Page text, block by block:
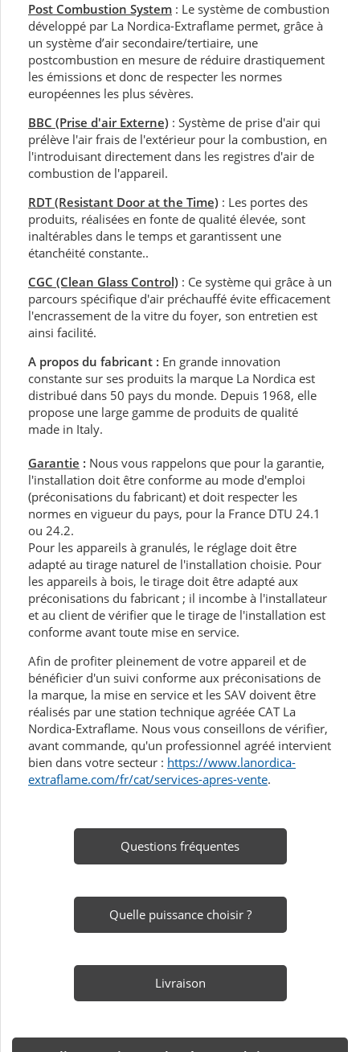
Post Combustion System : Le système de combustion
développé par La Nordica-Extraflame permet, grâce à
un système d’air secondaire/tertiaire, une
postcombustion en mesure de réduire drastiquement
les émissions et donc de respecter les normes
européennes les plus sévères.
BBC (Prise d'air Externe) : Système de prise d'air qui
prélève l'air frais de l'extérieur pour la combustion, en
l'introduisant directement dans les registres d'air de
combustion de l'appareil.
RDT (Resistant Door at the Time) : Les portes des
produits, réalisées en fonte de qualité élevée, sont
inaltérables dans le temps et garantissent une
étanchéité constante..
CGC (Clean Glass Control) : Ce système qui grâce à un
parcours spécifique d'air préchauffé évite efficacement
l'encrassement de la vitre du foyer, son entretien est
ainsi facilité.
A propos du fabricant : En grande innovation
constante sur ses produits la marque La Nordica est
distribué dans 50 pays du monde. Depuis 1968, elle
propose une large gamme de produits de qualité
made in Italy.
Garantie : Nous vous rappelons que pour la garantie,
l'installation doit être conforme au mode d'emploi
(préconisations du fabricant) et doit respecter les
normes en vigueur du pays, pour la France DTU 24.1
ou 24.2.
Pour les appareils à granulés, le réglage doit être
adapté au tirage naturel de l'installation choisie. Pour
les appareils à bois, le tirage doit être adapté aux
préconisations du fabricant ; il incombe à l'installateur
et au client de vérifier que le tirage de l'installation est
conforme avant toute mise en service.
Afin de profiter pleinement de votre appareil et de
bénéficier d'un suivi conforme aux préconisations de
la marque, la mise en service et les SAV doivent être
réalisés par une station technique agréée CAT La
Nordica-Extraflame. Nous vous conseillons de vérifier,
avant commande, qu'un professionnel agréé intervient
bien dans votre secteur : https://www.lanordica-
extraflame.com/fr/cat/services-apres-vente.
Questions fréquentes
Quelle puissance choisir ?
Livraison